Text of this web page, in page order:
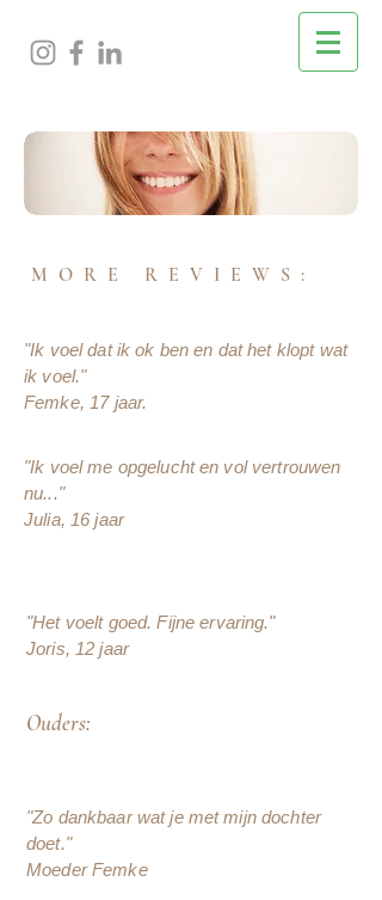
MORE REVIEWS:
"Ik voel dat ik ok ben en dat het klopt wat
ik voel."
Femke, 17 jaar.
"Ik voel me opgelucht en vol vertrouwen
nu..."
Julia, 16 jaar
"Het voelt goed. Fijne ervaring."
Joris, 12 jaar
Ouders:
"Zo dankbaar wat je met mijn dochter
doet."
Moeder Femke